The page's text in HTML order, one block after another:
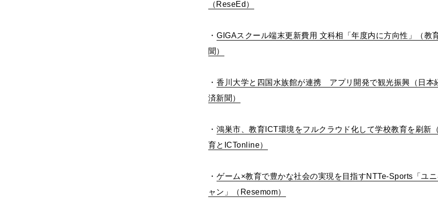
（ReseEd）
・GIGAスクール端末更新費用 文科相「年度内に方向性」（教
聞）
・香川大学と四国水族館が連携 アプリ開発で観光振興（日本
済新聞）
・鴻巣市、教育ICT環境をフルクラウド化して学校教育を刷新
育とICTonline）
・ゲーム×教育で豊かな社会の実現を目指すNTTe-Sports「ユニ
ャン」（Resemom）